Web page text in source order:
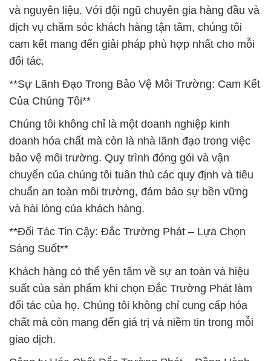
và nguyên liệu. Với đội ngũ chuyên gia hàng đầu và
dịch vụ chăm sóc khách hàng tận tâm, chúng tôi
cam kết mang đến giải pháp phù hợp nhất cho mỗi
đối tác.
**Sự Lãnh Đạo Trong Bảo Vệ Môi Trường: Cam Kết
Của Chúng Tôi**
Chúng tôi không chỉ là một doanh nghiệp kinh
doanh hóa chất mà còn là nhà lãnh đạo trong việc
bảo vệ môi trường. Quy trình đóng gói và vận
chuyển của chúng tôi tuân thủ các quy định và tiêu
chuẩn an toàn môi trường, đảm bảo sự bền vững
và hài lòng của khách hàng.
**Đối Tác Tin Cậy: Đắc Trường Phát – Lựa Chọn
Sáng Suốt**
Khách hàng có thể yên tâm về sự an toàn và hiệu
suất của sản phẩm khi chọn Đắc Trường Phát làm
đối tác của họ. Chúng tôi không chỉ cung cấp hóa
chất mà còn mang đến giá trị và niềm tin trong mỗi
giao dịch.